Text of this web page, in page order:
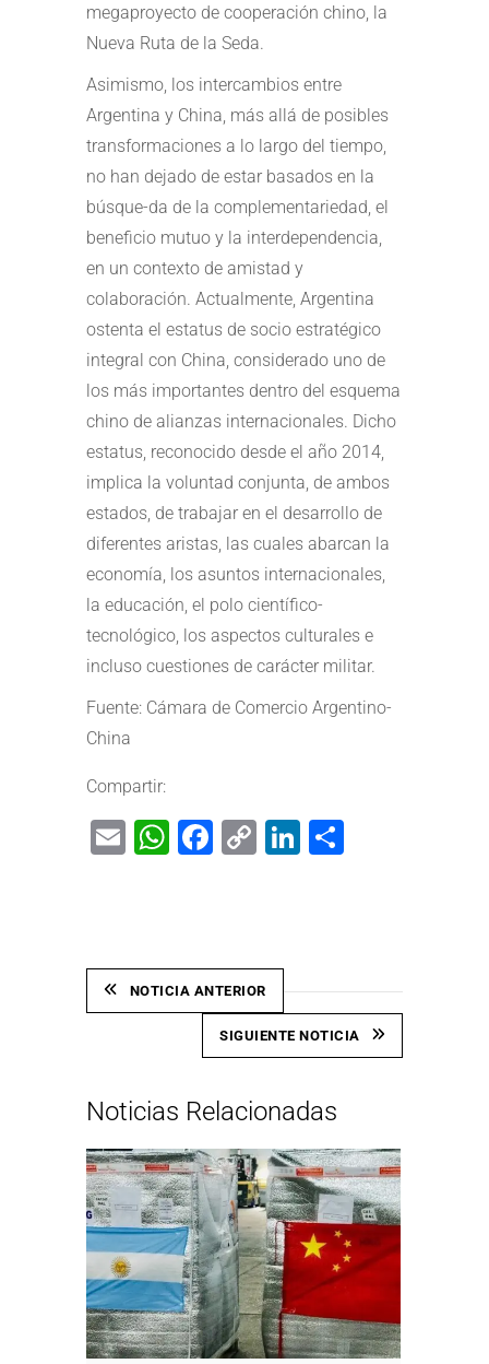
megaproyecto de cooperación chino, la
Nueva Ruta de la Seda.
Asimismo, los intercambios entre
Argentina y China, más allá de posibles
transformaciones a lo largo del tiempo,
no han dejado de estar basados en la
búsque-da de la complementariedad, el
beneficio mutuo y la interdependencia,
en un contexto de amistad y
colaboración. Actualmente, Argentina
ostenta el estatus de socio estratégico
integral con China, considerado uno de
los más importantes dentro del esquema
chino de alianzas internacionales. Dicho
estatus, reconocido desde el año 2014,
implica la voluntad conjunta, de ambos
estados, de trabajar en el desarrollo de
diferentes aristas, las cuales abarcan la
economía, los asuntos internacionales,
la educación, el polo científico-
tecnológico, los aspectos culturales e
incluso cuestiones de carácter militar.
Fuente: Cámara de Comercio Argentino-
China
Compartir:
EmailWhatsApp
Facebook
CopyLinkedIn
NOTICIA ANTERIOR
SIGUIENTE NOTICIA
Noticias Relacionadas